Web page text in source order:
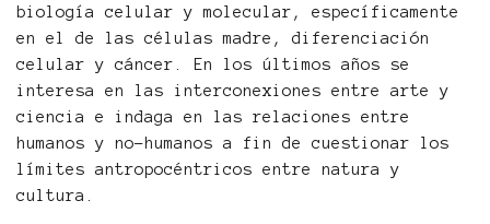
biología celular y molecular, específicamente
en el de las células madre, diferenciación
celular y cáncer. En los últimos años se
interesa en las interconexiones entre arte y
ciencia e indaga en las relaciones entre
humanos y no-humanos a fin de cuestionar los
límites antropocéntricos entre natura y
cultura.